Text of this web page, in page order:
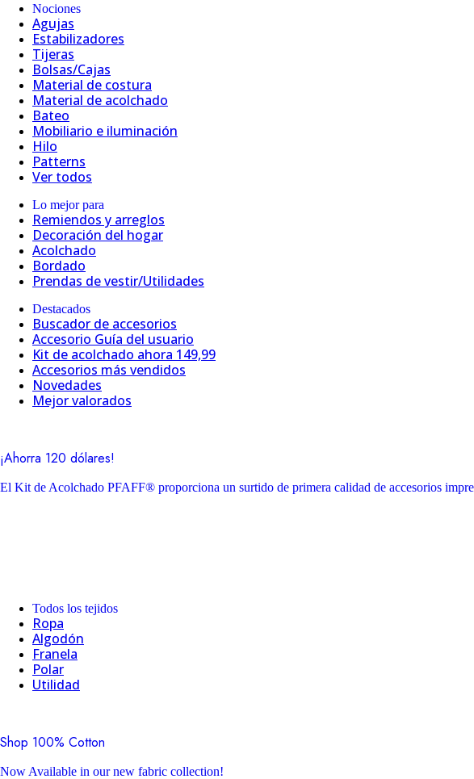
Nociones
Agujas
Estabilizadores
Tijeras
Bolsas/Cajas
Material de costura
Material de acolchado
Bateo
Mobiliario e iluminación
Hilo
Patterns
Ver todos
Lo mejor para
Remiendos y arreglos
Decoración del hogar
Acolchado
Bordado
Prendas de vestir/Utilidades
Destacados
Buscador de accesorios
Accesorio Guía del usuario
Kit de acolchado ahora 149,99
Accesorios más vendidos
Novedades
Mejor valorados
¡Ahorra 120 dólares!
El Kit de Acolchado PFAFF® proporciona un surtido de primera calidad de accesorios
Todos los tejidos
Ropa
Algodón
Franela
Polar
Utilidad
Shop 100% Cotton
Now Available in our new fabric collection!